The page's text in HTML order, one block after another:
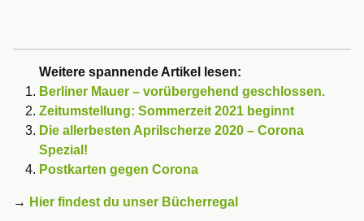
Weitere spannende Artikel lesen:
Berliner Mauer – vorübergehend geschlossen.
Zeitumstellung: Sommerzeit 2021 beginnt
Die allerbesten Aprilscherze 2020 – Corona
Spezial!
Postkarten gegen Corona
→ Hier findest du unser Bücherregal